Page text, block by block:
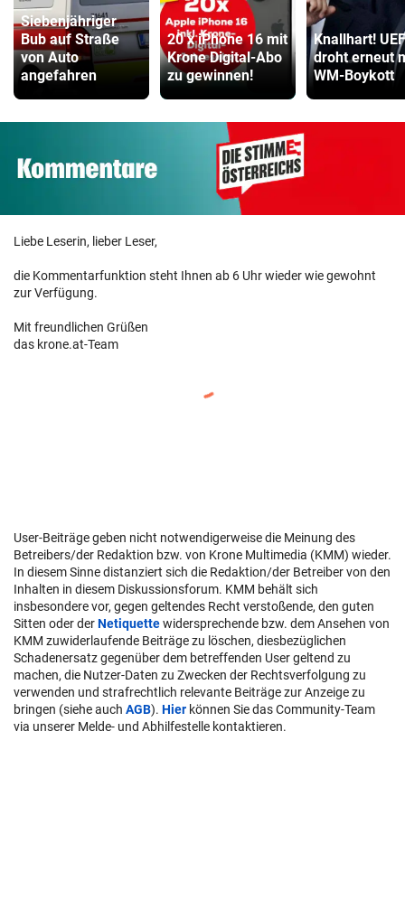
Siebenjähriger
Bub auf Straße
von Auto
angefahren
20 x iPhone 16 mit
Krone Digital-Abo
zu gewinnen!
Knallhart!
droht erneut
WM-Boykott
Liebe Leserin, lieber Leser,
die Kommentarfunktion steht Ihnen ab 6 Uhr wieder wie gewohnt
zur Verfügung.
Mit freundlichen Grüßen
das krone.at-Team
User-Beiträge geben nicht notwendigerweise die Meinung des